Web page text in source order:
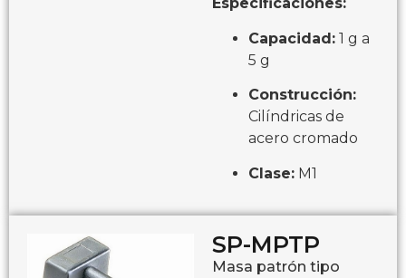
Especificaciones:
Capacidad: 1 g a
5 g
Construcción:
Cilíndricas de
acero cromado
Clase: M1
SP-MPTP
Masa patrón tipo